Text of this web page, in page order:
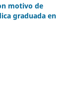
motivo de
graduada en